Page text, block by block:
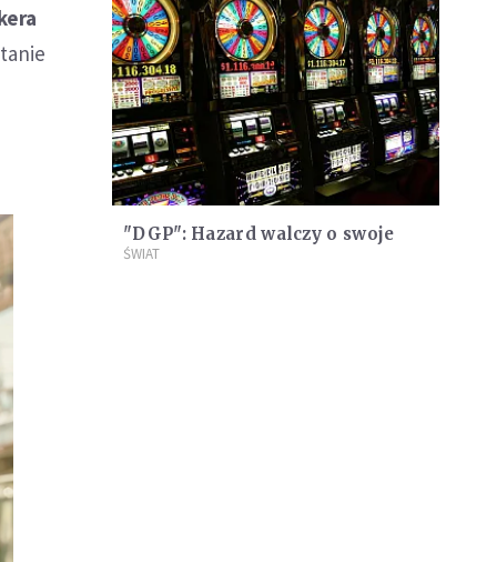
"DGP": Hazard walczy o swoje
ŚWIAT